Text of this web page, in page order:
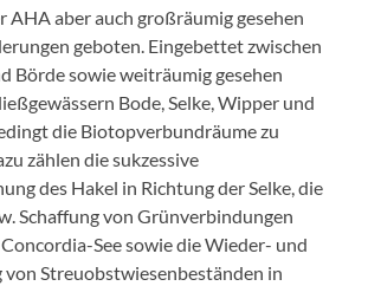
AHA aber auch großräumig gesehen
geboten. Eingebettet zwischen
Börde sowie weiträumig gesehen
Bode, Selke, Wipper und
die Biotopverbundräume zu
zählen die sukzessive
des Hakel in Richtung der Selke, die
Schaffung von Grünverbindungen
See sowie die Wieder- und
Streuobstwiesenbeständen in